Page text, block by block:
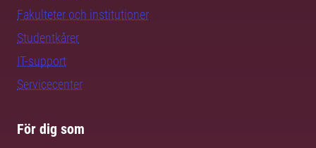
Fakulteter och institutioner
Studentkårer
IT-support
Servicecenter
För dig som